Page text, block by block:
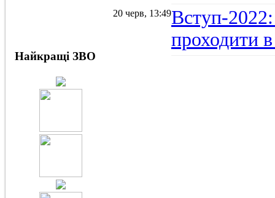
20 черв, 13:49Вступ-
проходити в
Найкращі ЗВО